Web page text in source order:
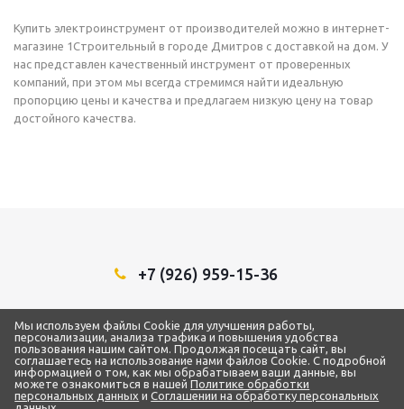
Купить электроинструмент от производителей можно в интернет-
магазине 1Строительный в городе Дмитров с доставкой на дом. У
нас представлен качественный инструмент от проверенных
компаний, при этом мы всегда стремимся найти идеальную
пропорцию цены и качества и предлагаем низкую цену на товар
достойного качества.
+7 (926) 959-15-36
2018 - 2026 © ТЦ “1Строительный”
ИП Самарин Александр Владимирович
Мы используем файлы Cookie для улучшения работы,
персонализации, анализа трафика и повышения удобства
пользования нашим сайтом. Продолжая посещать сайт, вы
соглашаетесь на использование нами файлов Cookie. С подробной
информацией о том, как мы обрабатываем ваши данные, вы
можете ознакомиться в нашейПолитике обработки
персональных данных иСоглашении на обработку персональных